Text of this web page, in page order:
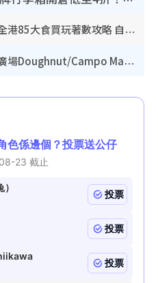
【8月生日優惠2026】全港85大食買玩著數攻略 自助餐/火鍋放題同行免費＋誠品/DONKI送現金券
開倉優惠｜銅鑼灣時代廣場Doughnut/Campo Marzio開倉低至1折！背囊、書包、手袋劈價$200起